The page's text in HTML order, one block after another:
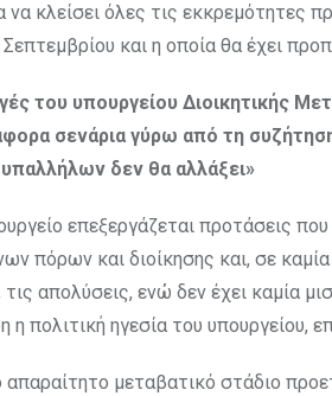
κλείσει όλες τις εκκρεμότητες
και η οποία θα έχει
του υπουργείου Διοικητικής
σενάρια γύρω από τη
δεν θα αλλάξει»
επεξεργάζεται προτάσεις
πόρων και διοίκησης και, σε
απολύσεις, ενώ δεν έχει καμία
η πολιτική ηγεσία του υπουργείου,
απαραίτητο μεταβατικό στάδιο